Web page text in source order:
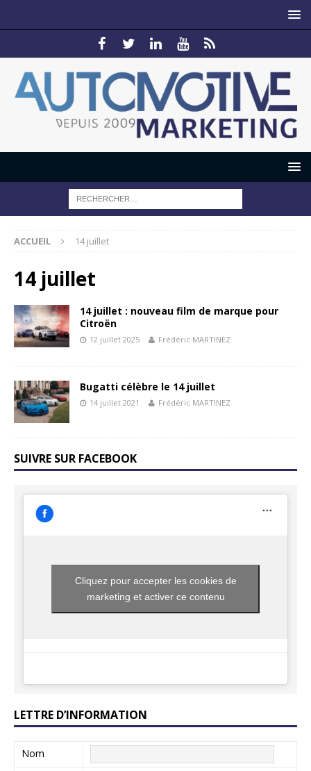
ACCUEIL 14 juillet
14 juillet
14 juillet : nouveau film de marque pour
Citroën
12 juillet 2025 Frédéric MARTINEZ
Bugatti célèbre le 14 juillet
14 juillet 2021 Frédéric MARTINEZ
SUIVRE SUR FACEBOOK
Cliquez pour accepter les cookies de
marketing et activer ce contenu
LETTRE D’INFORMATION
Nom